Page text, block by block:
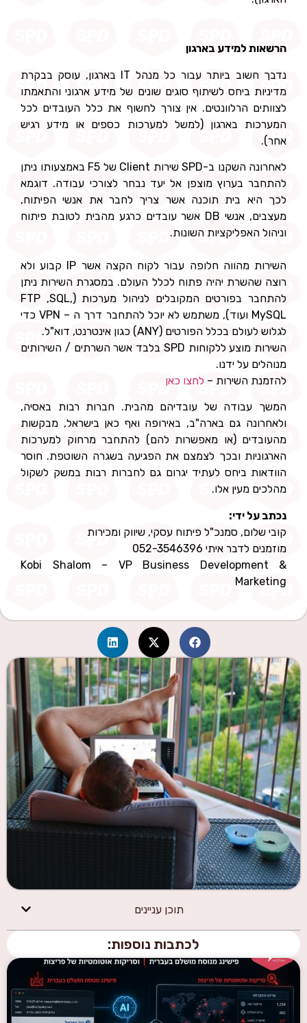
הרשאות למידע בארגון
נדבך חשוב ביותר עבור כל מנהל IT בארגון, עוסק בבקרת
מדיניות ביחס לשיתוף סוגים שונים של מידע ארגוני והתאמתו
לצוותים הרלוונטים. אין צורך לחשוף את כלל העובדים לכל
המערכות בארגון (למשל למערכות כספים או מידע רגיש
אחר).
לאחרונה השקנו ב-SPD שירות Client של F5 באמצעותו ניתן
להתחבר בערוץ מוצפן אל יעד נבחר לצורכי עבודה. דוגמא
לכך היא בית תוכנה אשר צריך לחבר את אנשי הפיתוח,
מעצבים, אנשי DB אשר עובדים כרגע מהבית לטובת פיתוח
וניהול האפליקציות השונות.
השירות מהווה חלופה עבור לקוח הקצה אשר IP קבוע ולא
רוצה שהשרת יהיה פתוח לכלל העולם. במסגרת השירות ניתן
להתחבר בפורטים המקובלים לניהול מערכות (FTP ,SQL,
MySQL ועוד), משתמש לא יוכל להתחבר דרך ה – VPN כדי
לגלוש לעולם בכלל הפורטים (ANY) כגון אינטרנט, דוא"ל.
השירות מוצע ללקוחות SPD בלבד אשר השרתים / השירותים
מנוהלים על ידנו.
להזמנת השירות – לחצו כאן
המשך עבודה של עובדיהם מהבית. חברות רבות באסיה,
ולאחרונה גם בארה"ב, באירופה ואף כאן בישראל, מבקשות
מהעובדים (או מאפשרות להם) להתחבר מרחוק למערכות
הארגוניות ובכך לצמצם את הפגיעה בשגרה השוטפת. חוסר
הוודאות ביחס לעתיד יגרום גם לחברות רבות במשק לשקול
מהלכים מעין אלו.
נכתב על ידי:
קובי שלום, סמנכ"ל פיתוח עסקי, שיווק ומכירות
מוזמנים לדבר איתי 052-3546396
Kobi Shalom – VP Business Development &
Marketing
תוכן עניינים
לכתבות נוספות: